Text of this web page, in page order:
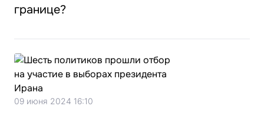
границе?
09 июня 2024 16:10